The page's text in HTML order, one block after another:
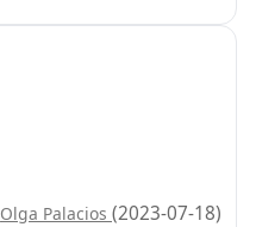
Olga Palacios (2023-07-18)